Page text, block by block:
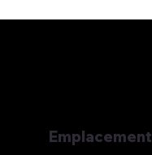
Emplacement